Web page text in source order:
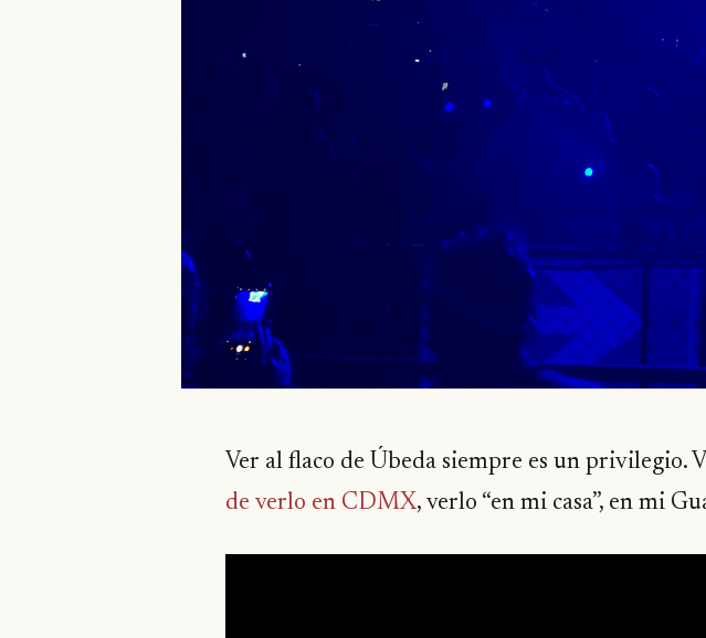
Ver al flaco de Úbeda siempre es un privilegio.
de verlo en CDMX, verlo “en mi casa”, en mi